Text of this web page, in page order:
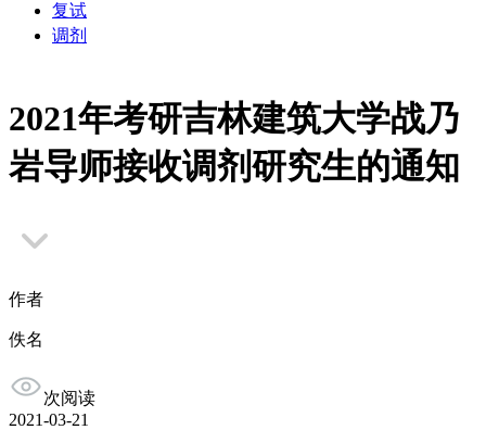
复试
调剂
2021年考研吉林建筑大学战乃
岩导师接收调剂研究生的通知
作者
佚名
次阅读
2021-03-21